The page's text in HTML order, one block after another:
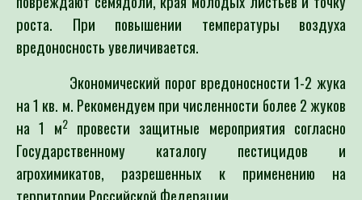
роста. При повышении температуры воздуха
вредоносность увеличивается.
Экономический порог вредоносности 1-2 жука
на 1 кв. м. Рекомендуем при численности более 2 жуков
на 1 м2провести защитные мероприятия согласно
Государственному каталогу пестицидов и
агрохимикатов, разрешенных к применению на
территории Российской Федерации.